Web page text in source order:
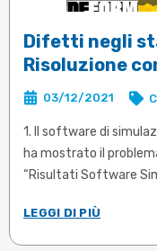
Difetti negli
Risoluzione
03/12/2021
1. Il software di
ha mostrato il
“Risultati Software
durante lo stampaggio,
LEGGI DI PIÙ